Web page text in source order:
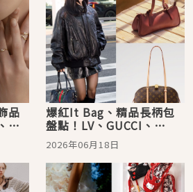
品
珍
爆紅It Bag、精品長柄包
盤點！LV、GUCCI、
Prada…修身比例太神，
一背顯瘦又顯高
2026年06月18日